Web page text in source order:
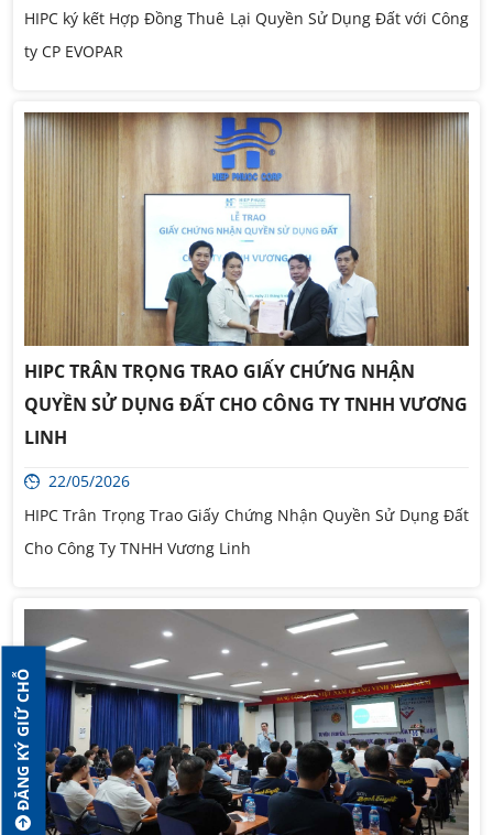
ĐĂNG KÝ GIỮ CHỖ
HIPC ký kết Hợp Đồng Thuê Lại Quyền Sử Dụng Đất với Công
ty CP EVOPAR
HIPC TRÂN TRỌNG TRAO GIẤY CHỨNG NHẬN
QUYỀN SỬ DỤNG ĐẤT CHO CÔNG TY TNHH VƯƠNG
LINH
22/05/2026
HIPC Trân Trọng Trao Giấy Chứng Nhận Quyền Sử Dụng Đất
Cho Công Ty TNHH Vương Linh